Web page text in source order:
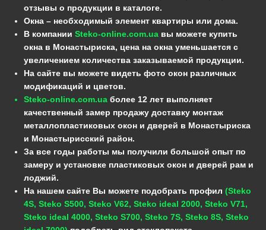
отзывы о продукции в каталоге.
Окна – необходимый элемент квартиры или дома.
В компании Steko-online.com.ua вы можете купить
окна в Монастыриска, цена на окна уменьшается с
увеличением количества заказываемой продукции.
На сайте вы можете видеть фото окон различных
модификаций и цветов.
Steko-online.com.ua более 12 лет выполняет
качественный замер продажу доставку монтаж
металлопластиковых окон и дверей в Монастыриска
и Монастырисский район.
За все годы работы мы получили большой опыт по
замеру и установке пластиковых окон и дверей рам и
лоджий.
На нашем сайте Вы можете подобрать профил (Steko
4S, Steko S500, Steko V62, Steko ideal 2000, Steko V71,
Steko ideal 4000, Steko S700, Steko 7S, Steko 8S, Steko